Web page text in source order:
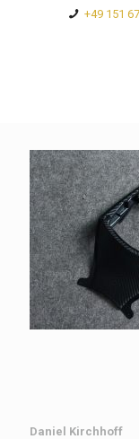
+49 151
Daniel Kirchhoff